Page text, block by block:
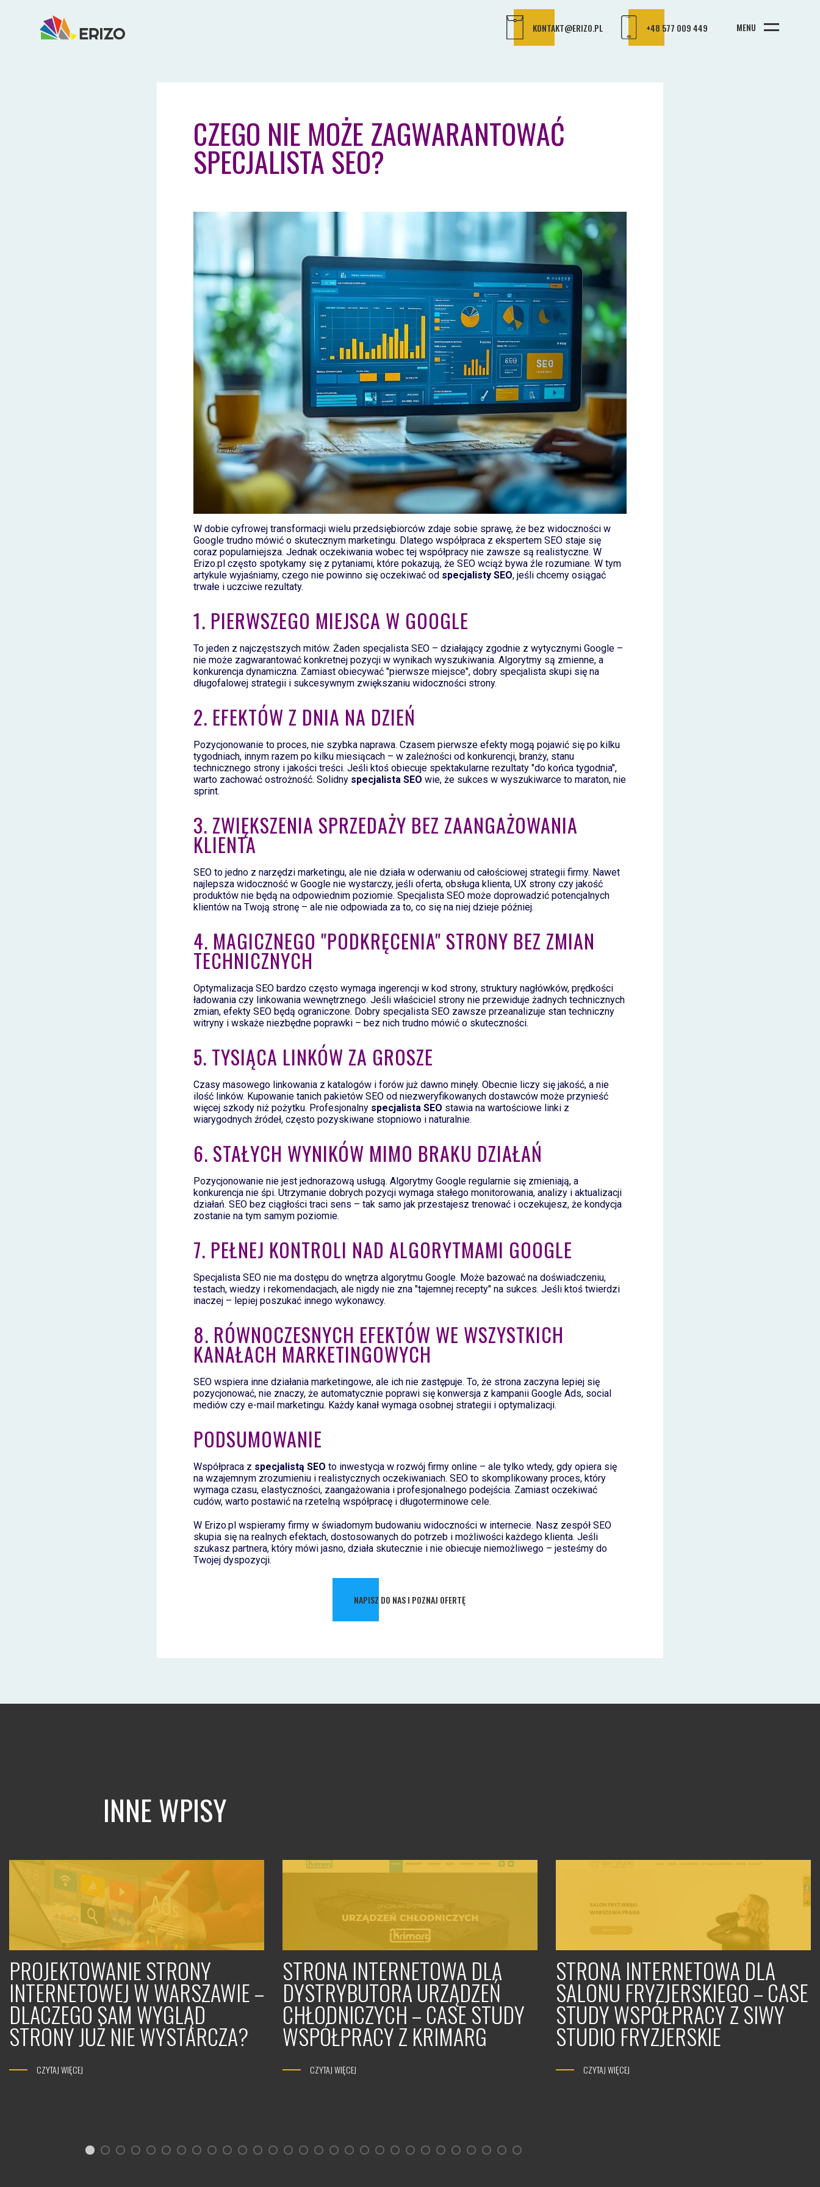
KONTAKT@ERIZO.PL +48 577 009 449 MENU
CZEGO NIE MOŻE ZAGWARANTOWAĆ
SPECJALISTA SEO?
W dobie cyfrowej transformacji wielu przedsiębiorców zdaje sobie sprawę, że bez widoczności w
Google trudno mówić o skutecznym marketingu. Dlatego współpraca z ekspertem SEO staje się
coraz popularniejsza. Jednak oczekiwania wobec tej współpracy nie zawsze są realistyczne. W
Erizo.pl często spotykamy się z pytaniami, które pokazują, że SEO wciąż bywa źle rozumiane. W tym
artykule wyjaśniamy, czego nie powinno się oczekiwać od specjalisty SEO, jeśli chcemy osiągać
trwałe i uczciwe rezultaty.
1. PIERWSZEGO MIEJSCA W GOOGLE
To jeden z najczęstszych mitów. Żaden specjalista SEO – działający zgodnie z wytycznymi Google –
nie może zagwarantować konkretnej pozycji w wynikach wyszukiwania. Algorytmy są zmienne, a
konkurencja dynamiczna. Zamiast obiecywać "pierwsze miejsce", dobry specjalista skupi się na
długofalowej strategii i sukcesywnym zwiększaniu widoczności strony.
2. EFEKTÓW Z DNIA NA DZIEŃ
Pozycjonowanie to proces, nie szybka naprawa. Czasem pierwsze efekty mogą pojawić się po kilku
tygodniach, innym razem po kilku miesiącach – w zależności od konkurencji, branży, stanu
technicznego strony i jakości treści. Jeśli ktoś obiecuje spektakularne rezultaty "do końca tygodnia",
warto zachować ostrożność. Solidny specjalista SEO wie, że sukces w wyszukiwarce to maraton, nie
sprint.
3. ZWIĘKSZENIA SPRZEDAŻY BEZ ZAANGAŻOWANIA
KLIENTA
SEO to jedno z narzędzi marketingu, ale nie działa w oderwaniu od całościowej strategii firmy. Nawet
najlepsza widoczność w Google nie wystarczy, jeśli oferta, obsługa klienta, UX strony czy jakość
produktów nie będą na odpowiednim poziomie. Specjalista SEO może doprowadzić potencjalnych
klientów na Twoją stronę – ale nie odpowiada za to, co się na niej dzieje później.
4. MAGICZNEGO "PODKRĘCENIA" STRONY BEZ ZMIAN
TECHNICZNYCH
Optymalizacja SEO bardzo często wymaga ingerencji w kod strony, struktury nagłówków, prędkości
ładowania czy linkowania wewnętrznego. Jeśli właściciel strony nie przewiduje żadnych technicznych
zmian, efekty SEO będą ograniczone. Dobry specjalista SEO zawsze przeanalizuje stan techniczny
witryny i wskaże niezbędne poprawki – bez nich trudno mówić o skuteczności.
5. TYSIĄCA LINKÓW ZA GROSZE
Czasy masowego linkowania z katalogów i forów już dawno minęły. Obecnie liczy się jakość, a nie
ilość linków. Kupowanie tanich pakietów SEO od niezweryfikowanych dostawców może przynieść
więcej szkody niż pożytku. Profesjonalny specjalista SEO stawia na wartościowe linki z
wiarygodnych źródeł, często pozyskiwane stopniowo i naturalnie.
6. STAŁYCH WYNIKÓW MIMO BRAKU DZIAŁAŃ
Pozycjonowanie nie jest jednorazową usługą. Algorytmy Google regularnie się zmieniają, a
konkurencja nie śpi. Utrzymanie dobrych pozycji wymaga stałego monitorowania, analizy i aktualizacji
działań. SEO bez ciągłości traci sens – tak samo jak przestajesz trenować i oczekujesz, że kondycja
zostanie na tym samym poziomie.
7. PEŁNEJ KONTROLI NAD ALGORYTMAMI GOOGLE
Specjalista SEO nie ma dostępu do wnętrza algorytmu Google. Może bazować na doświadczeniu,
testach, wiedzy i rekomendacjach, ale nigdy nie zna "tajemnej recepty" na sukces. Jeśli ktoś twierdzi
inaczej – lepiej poszukać innego wykonawcy.
8. RÓWNOCZESNYCH EFEKTÓW WE WSZYSTKICH
KANAŁACH MARKETINGOWYCH
SEO wspiera inne działania marketingowe, ale ich nie zastępuje. To, że strona zaczyna lepiej się
pozycjonować, nie znaczy, że automatycznie poprawi się konwersja z kampanii Google Ads, social
mediów czy e-mail marketingu. Każdy kanał wymaga osobnej strategii i optymalizacji.
PODSUMOWANIE
Współpraca z specjalistą SEO to inwestycja w rozwój firmy online – ale tylko wtedy, gdy opiera się
na wzajemnym zrozumieniu i realistycznych oczekiwaniach. SEO to skomplikowany proces, który
wymaga czasu, elastyczności, zaangażowania i profesjonalnego podejścia. Zamiast oczekiwać
cudów, warto postawić na rzetelną współpracę i długoterminowe cele.
W Erizo.pl wspieramy firmy w świadomym budowaniu widoczności w internecie. Nasz zespół SEO
skupia się na realnych efektach, dostosowanych do potrzeb i możliwości każdego klienta. Jeśli
szukasz partnera, który mówi jasno, działa skutecznie i nie obiecuje niemożliwego – jesteśmy do
Twojej dyspozycji.
NAPISZ DO NAS I POZNAJ OFERTĘ
INNE WPISY
PROJEKTOWANIE STRONY
INTERNETOWEJ W WARSZAWIE –
DLACZEGO SAM WYGLĄD
STRONY JUŻ NIE WYSTARCZA?
CZYTAJ WIĘCEJ
STRONA INTERNETOWA DLA
DYSTRYBUTORA URZĄDZEŃ
CHŁODNICZYCH – CASE STUDY
WSPÓŁPRACY Z KRIMARG
CZYTAJ WIĘCEJ
STRONA INTERNETOWA DLA
SALONU FRYZJERSKIEGO – CASE
STUDY WSPÓŁPRACY Z SIWY
STUDIO FRYZJERSKIE
CZYTAJ WIĘCEJ